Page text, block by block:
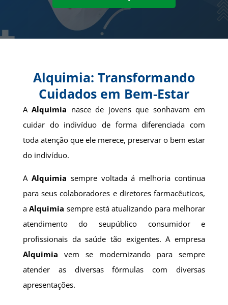
Alquimia: Transformando
Cuidados em Bem-Estar
AAlquimia nasce de jovens que sonhavam em
cuidar do indivíduo de forma diferenciada com
toda atenção que ele merece, preservar o bem estar
do indivíduo.
A Alquimia sempre voltada á melhoria continua
para seus colaboradores e diretores farmacêuticos,
aAlquimia sempre está atualizando para melhorar
atendimento do seupúblico consumidor e
profissionais da saúde tão exigentes. A empresa
Alquimia vem se modernizando para sempre
atender as diversas fórmulas com diversas
apresentações.